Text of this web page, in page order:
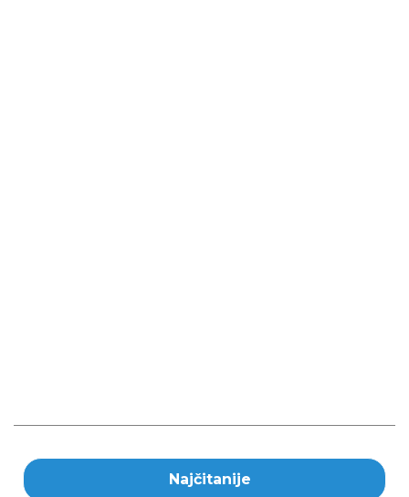
Najčitanije